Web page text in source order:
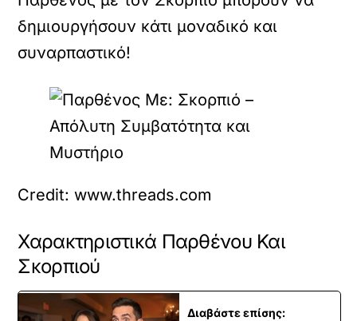
δημιουργήσουν κάτι μοναδικό και
συναρπαστικό!
Credit: www.threads.com
Χαρακτηριστικά Παρθένου Και
Σκορπιού
Διαβάστε επίσης: